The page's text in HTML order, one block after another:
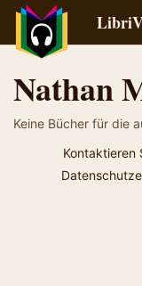
Nathan
Keine Bücher für die
Kontaktieren